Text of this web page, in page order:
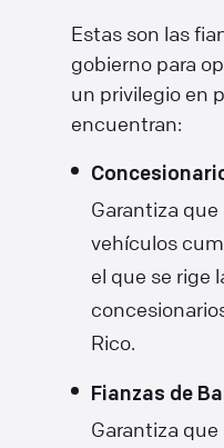
Estas son las
gobierno para
un privilegio en
encuentran:
Garantiza
vehículos
el que se rige
Rico.
Fianzas de
Garantiza